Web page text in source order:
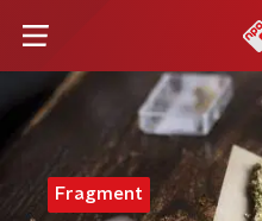
Fragment